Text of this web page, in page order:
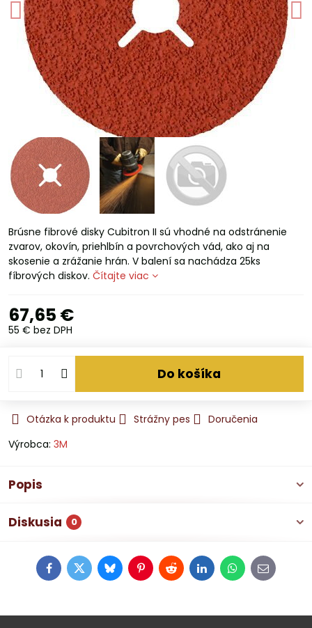
Brúsne fibrové disky Cubitron II sú vhodné na odstránenie
zvarov, okovín, priehlbín a povrchových vád, ako aj na
skosenie a zrážanie hrán. V balení sa nachádza 25ks
fíbrových diskov. Čítajte viac
67,65 €
55 € bez DPH
Do košíka
Otázka k produktu Strážny pes
Doručenia
Výrobca: 3M
Popis
Diskusia 0
FacebookTwitterBlueskyPinterestRedditLinkedInWhatsApp
E-
mail